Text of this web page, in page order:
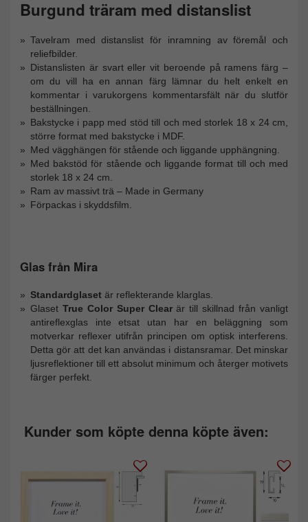
Burgund träram med distanslist
Tavelram med distanslist för inramning av föremål och
reliefbilder.
Distanslisten är svart eller vit beroende på ramens färg –
om du vill ha en annan färg lämnar du helt enkelt en
kommentar i varukorgens kommentarsfält när du slutför
beställningen.
Bakstycke i papp med stöd till och med storlek 18 x 24 cm,
större format med bakstycke i MDF.
Med vägghängen för stående och liggande upphängning.
Med bakstöd för stående och liggande format till och med
storlek 18 x 24 cm.
Ram av massivt trä – Made in Germany
Förpackas i skyddsfilm.
Glas från Mira
Standardglaset är reflekterande klarglas.
Glaset True Color Super Clearär till skillnad från vanligt
antireflexglas inte etsat utan har en beläggning som
motverkar reflexer utifrån principen om optisk interferens.
Detta gör att det kan användas i distansramar. Det minskar
ljusreflektioner till ett absolut minimum och återger motivets
färger perfekt.
Kunder som köpte denna köpte även: